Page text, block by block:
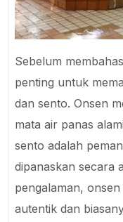
Sebelum
penting untuk
dan sento. Onsen
mata air panas
sento adalah
dipanaskan secara
pengalaman,
autentik dan